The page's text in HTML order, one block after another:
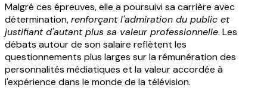
Malgré ces épreuves, elle a poursuivi sa carrière avec
détermination,renforçant l'admiration du public et
justifiant d'autant plus sa valeur professionnelle. Les
débats autour de son salaire reflètent les
questionnements plus larges sur la rémunération des
personnalités médiatiques et la valeur accordée à
l'expérience dans le monde de la télévision.